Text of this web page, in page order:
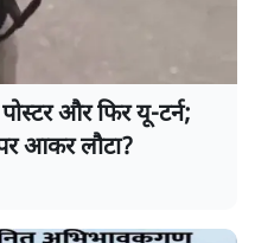
और फिर यू-टर्न;
आकर लौटा?